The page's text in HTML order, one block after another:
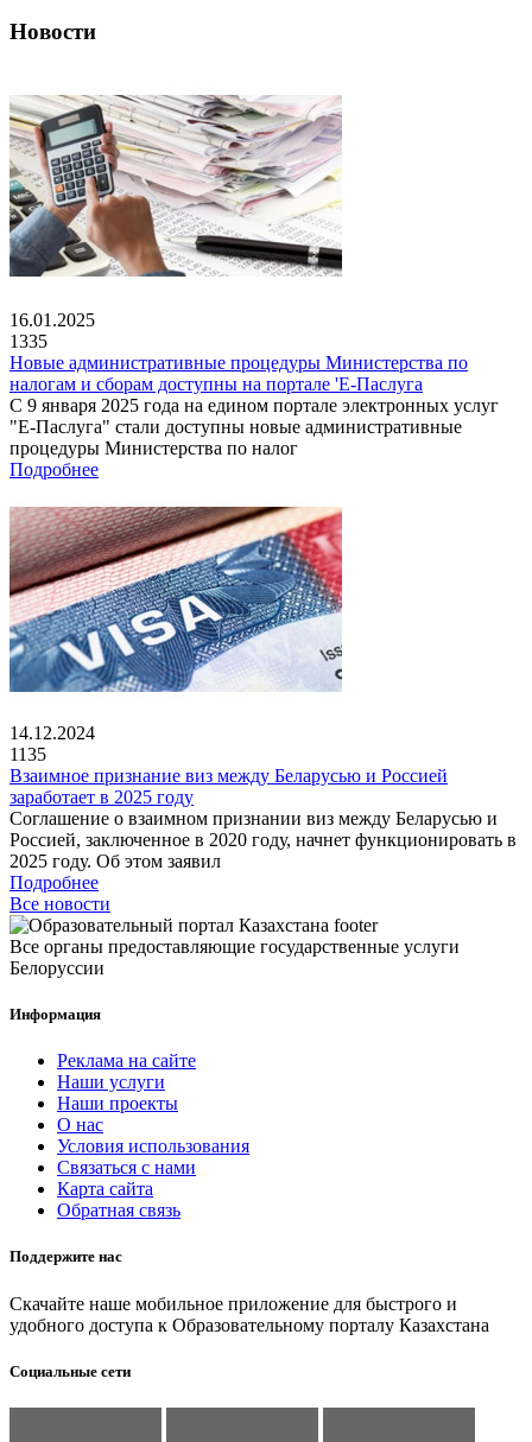
Новости
16.01.2025
1335
Новые административные процедуры Министерства по
налогам и сборам доступны на портале 'Е-Паслуга
С 9 января 2025 года на едином портале электронных услуг
"Е-Паслуга" стали доступны новые административные
процедуры Министерства по налог
Подробнее
14.12.2024
1135
Взаимное признание виз между Беларусью и Россией
заработает в 2025 году
Соглашение о взаимном признании виз между Беларусью и
Россией, заключенное в 2020 году, начнет функционировать в
2025 году. Об этом заявил
Подробнее
Все новости
Все органы предоставляющие государственные услуги
Белоруссии
Информация
Реклама на сайте
Наши услуги
Наши проекты
О нас
Условия использования
Связаться с нами
Карта сайта
Обратная связь
Поддержите нас
Скачайте наше мобильное приложение для быстрого и
удобного доступа к Образовательному порталу Казахстана
Социальные сети